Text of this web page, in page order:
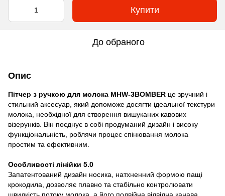
Купити
До обраного
Опис
Пітчер з ручкою для молока MHW-3BOMBER це зручний і
стильний аксесуар, який допоможе досягти ідеальної текстури
молока, необхідної для створення вишуканих кавових
візерунків. Він поєднує в собі продуманий дизайн і високу
функціональність, роблячи процес спінювання молока
простим та ефективним.
Особливості лінійки 5.0
Запатентований дизайн носика, натхненний формою пащі
крокодила, дозволяє плавно та стабільно контролювати